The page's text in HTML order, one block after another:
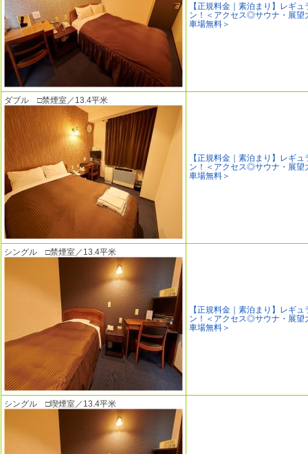
【正規料金｜素泊まり】レギュ
ン！＜アクセス◎サウナ・展
車場無料＞
ダブル □禁煙室／13.4平米
【正規料金｜素泊まり】レギュ
ン！＜アクセス◎サウナ・展
車場無料＞
シングル □禁煙室／13.4平米
【正規料金｜素泊まり】レギュ
ン！＜アクセス◎サウナ・展
車場無料＞
シングル □喫煙室／13.4平米